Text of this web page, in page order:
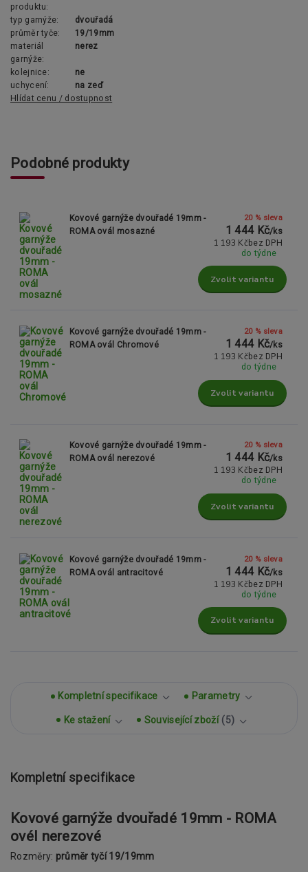
produktu:
typ garnýže:
dvouřadá
průměr tyče:
19/19mm
materiál
garnýže:
nerez
kolejnice:
ne
uchycení:
na zeď
Hlídat cenu / dostupnost
Podobné produkty
Kovové garnýže dvouřadé 19mm -
ROMA ovál mosazné
20 % sleva
1 444 Kč/ks
1 193 Kč bez DPH
do týdne
Zvolit variantu
Kovové garnýže dvouřadé 19mm -
ROMA ovál Chromové
20 % sleva
1 444 Kč/ks
1 193 Kč bez DPH
do týdne
Zvolit variantu
Kovové garnýže dvouřadé 19mm -
ROMA ovál nerezové
20 % sleva
1 444 Kč/ks
1 193 Kč bez DPH
do týdne
Zvolit variantu
Kovové garnýže dvouřadé 19mm -
ROMA ovál antracitové
20 % sleva
1 444 Kč/ks
1 193 Kč bez DPH
do týdne
Zvolit variantu
Kompletní specifikace Parametry
Ke stažení Související zboží 5
Kompletní specifikace
Kovové garnýže dvouřadé 19mm - ROMA
ovél nerezové
Rozměry: průměr tyčí 19/19mm